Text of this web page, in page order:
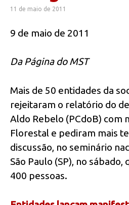
11 de maio de 2011
9 de maio de 2011
Da Página do MST
Mais de 50 entidades da
rejeitaram o relatório do
Aldo Rebelo (PCdoB) com
Florestal e pediram mais
discussão, no seminário
São Paulo (SP), no
400 pessoas.